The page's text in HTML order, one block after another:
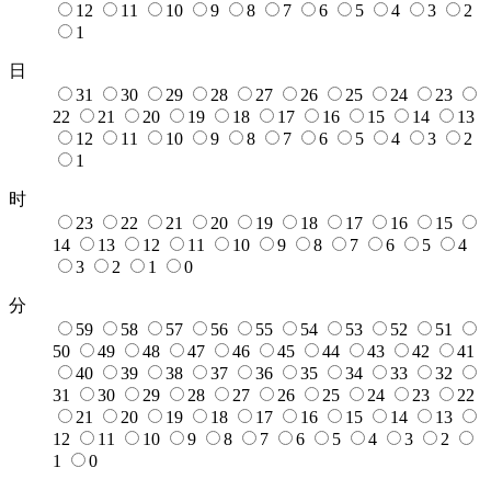
12
11 10 9 8 7 6 5 4 3
2
1
日
31
30 29 28 27 26 25 24
23
22
21 20 19 18 17 16 15 14
13
12
11 10 9 8 7 6 5 4 3
2
1
时
23
22 21 20 19 18 17 16
15
14
13 12 11 10 9 8 7 6 5
4
3
2 1 0
分
59
58 57 56 55 54 53 52
51
50
49 48 47 46 45 44 43 42
41
40
39 38 37 36 35 34 33
32
31
30 29 28 27 26 25 24 23
22
21
20 19 18 17 16 15 14
13
12
11 10 9 8 7 6 5 4 3
2
1
0